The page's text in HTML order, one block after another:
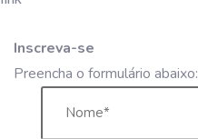
Inscreva-se
Preencha o formulário abaixo: